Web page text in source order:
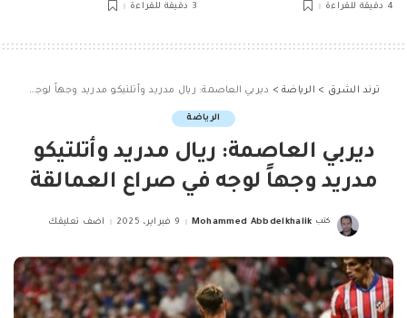
4 دقيقة للقراءة 3 دقيقة للقراءة
ترند الشرق > الرياضة> ديربي العاصمة: ريال مدريد وأتلتيكو مدريد وجهاً لوجه في صراع العمالقة
الرياضة
ديربي العاصمة: ريال مدريد وأتلتيكو
مدريد وجهاً لوجه في صراع العمالقة
Posted
كتب Mohammed Abbdelkhalik 9 فبراير، 2025 اضف تعليقك